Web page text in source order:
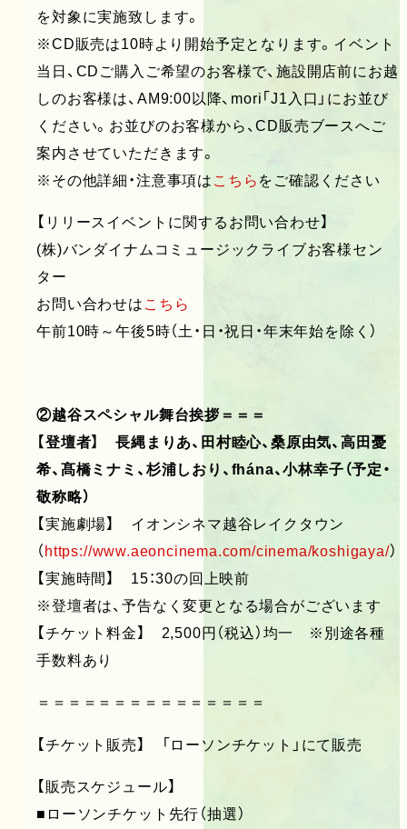
を対象に実施致します。
※CD販売は10時より開始予定となります。イベント
当日、CDご購入ご希望のお客様で、施設開店前にお越
しのお客様は、AM9:00以降、mori「J1入口」にお並び
ください。お並びのお客様から、CD販売ブースへご
案内させていただきます。
※その他詳細・注意事項はこちらをご確認ください
【リリースイベントに関するお問い合わせ】
(株)バンダイナムコミュージックライブお客様セン
ター
お問い合わせはこちら
午前10時～午後5時（土・日・祝日・年末年始を除く）
②越谷スペシャル舞台挨拶＝＝＝
【登壇者】 長縄まりあ、田村睦心、桑原由気、高田憂
希、髙橋ミナミ、杉浦しおり、fhána、小林幸子（予定・
敬称略）
【実施劇場】 イオンシネマ越谷レイクタウン
（https://www.aeoncinema.com/cinema/koshigaya/）
【実施時間】 15：30の回上映前
※登壇者は、予告なく変更となる場合がございます
【チケット料金】 2,500円（税込）均一 ※別途各種
手数料あり
＝＝＝＝＝＝＝＝＝＝＝＝＝＝＝
【チケット販売】 「ローソンチケット」にて販売
【販売スケジュール】
■ローソンチケット先行（抽選）